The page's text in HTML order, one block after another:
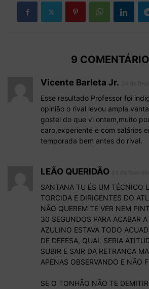
9
Vicente Barleta Jr.
Esse resultado Professor foi
opinião o rival levou ampla
gostei do que vi ontem,muito
caro,experiente e com salários
temporada bem antes do rival.
LEÃO QUERIDÃO
SANTANA TU ÉS UM TÉCNICO
TORCIDA E DIRIGENTES DO
NÃO QUEREM TE VER NEM
30 SEGUNDOS PARA ACABAR
AZULINO ESTAVA TODO
DE DEFESA, QUAL SERIA
SUBIR E SAIR DA RETRANCA
APENAS OBSERVANDO E NÃO
SE O TONHÃO NÃO TE